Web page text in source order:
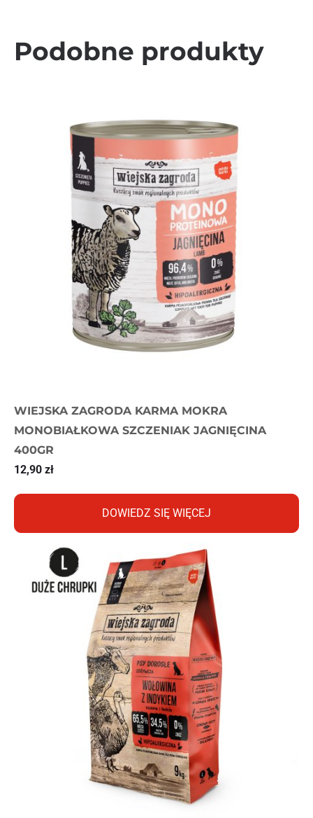
Podobne produkty
WIEJSKA ZAGRODA KARMA MOKRA
MONOBIAŁKOWA SZCZENIAK JAGNIĘCINA
400GR
12,90 zł
DOWIEDZ SIĘ WIĘCEJ